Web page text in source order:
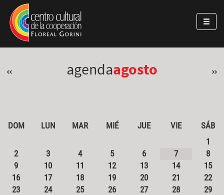
Pasar al contenido principal
Jump to main content
« agendaagosto »
DOM LUN MAR MIÉ JUE VIE
SÁB
1
2
3 4 5 6 7
8
9
10 11 12 13 14
15
16
17 18 19 20 21
22
23
24 25 26 27 28
29